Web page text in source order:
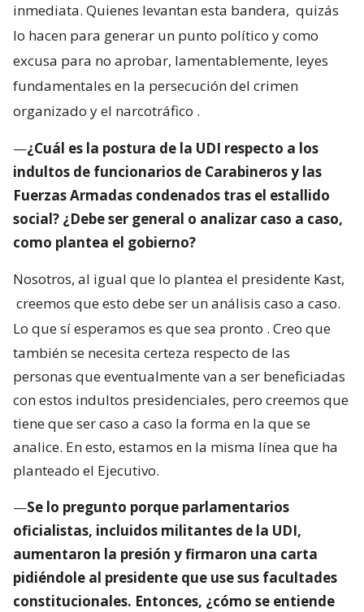
inmediata. Quienes levantan esta bandera, quizás
lo hacen para generar un punto político y como
excusa para no aprobar, lamentablemente, leyes
fundamentales en la persecución del crimen
organizado y el narcotráfico .
—¿Cuál es la postura de la UDI respecto a los
indultos de funcionarios de Carabineros y las
Fuerzas Armadas condenados tras el estallido
social? ¿Debe ser general o analizar caso a caso,
como plantea el gobierno?
Nosotros, al igual que lo plantea el presidente Kast,
creemos que esto debe ser un análisis caso a caso.
Lo que sí esperamos es que sea pronto . Creo que
también se necesita certeza respecto de las
personas que eventualmente van a ser beneficiadas
con estos indultos presidenciales, pero creemos que
tiene que ser caso a caso la forma en la que se
analice. En esto, estamos en la misma línea que ha
planteado el Ejecutivo.
—Se lo pregunto porque parlamentarios
oficialistas, incluidos militantes de la UDI,
aumentaron la presión y firmaron una carta
pidiéndole al presidente que use sus facultades
constitucionales. Entonces, ¿cómo se entiende